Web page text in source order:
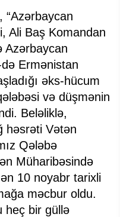
“Azərbaycan
Ali Baş Komandan
Azərbaycan
Ermənistan
əks-hücum
və düşmənin
Beləliklə,
həsrəti Vətən
Qələbə
Müharibəsində
10 noyabr tarixli
məcbur oldu.
heç bir güllə